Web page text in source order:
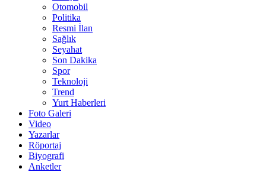
Otomobil
Politika
Resmi İlan
Sağlık
Seyahat
Son Dakika
Spor
Teknoloji
Trend
Yurt Haberleri
Foto Galeri
Video
Yazarlar
Röportaj
Biyografi
Anketler